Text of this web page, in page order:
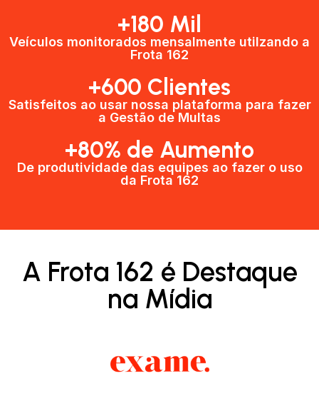
+180 Mil
Veículos monitorados mensalmente utilzando a
Frota 162
+600 Clientes​
Satisfeitos ao usar nossa plataforma para fazer
a Gestão de Multas​
+80% de Aumento
De produtividade das equipes ao fazer o uso
da Frota 162​
A Frota 162 é Destaque
na Mídia